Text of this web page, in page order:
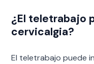
¿El teletrabajo
cervicalgia?
El teletrabajo puede